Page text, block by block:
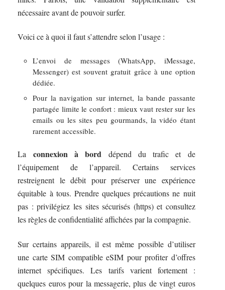
nécessaire avant de pouvoir surfer.
Voici ce à quoi il faut s’attendre selon l’usage :
L’envoi de messages (WhatsApp, iMessage,
Messenger) est souvent gratuit grâce à une option
dédiée.
Pour la navigation sur internet, la bande passante
partagée limite le confort : mieux vaut rester sur les
emails ou les sites peu gourmands, la vidéo étant
rarement accessible.
La connexion à bord dépend du trafic et de
l’équipement de l’appareil. Certains services
restreignent le débit pour préserver une expérience
équitable à tous. Prendre quelques précautions ne nuit
pas : privilégiez les sites sécurisés (https) et consultez
les règles de confidentialité affichées par la compagnie.
Sur certains appareils, il est même possible d’utiliser
une carte SIM compatible eSIM pour profiter d’offres
internet spécifiques. Les tarifs varient fortement :
quelques euros pour la messagerie, plus de vingt euros